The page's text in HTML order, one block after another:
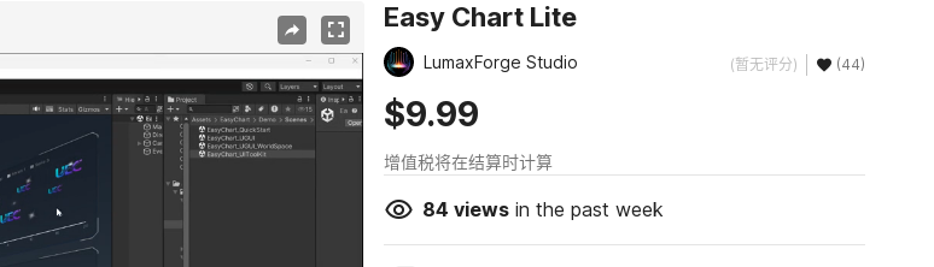
Easy Chart Lite
LumaxForge Studio (暂无评分) (44)
$9.99
增值税将在结算时计算
84 viewsin the past week